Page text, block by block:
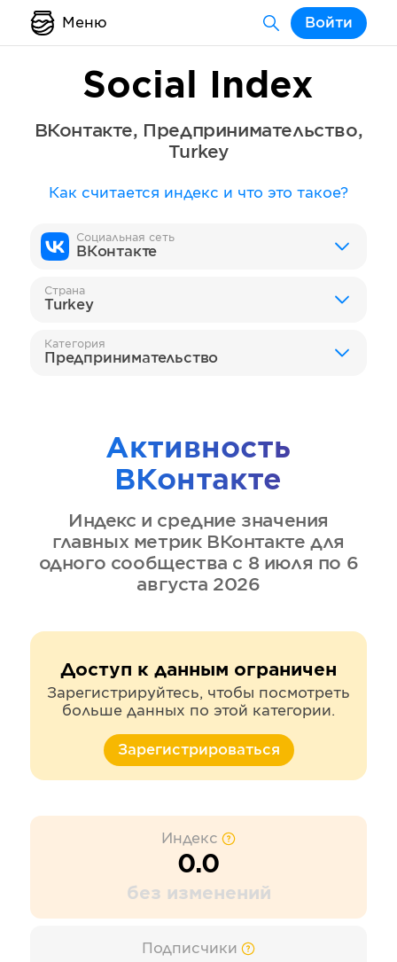
Меню Войти
Social Index
ВКонтакте, Предпринимательство,
Turkey
Как считается индекс и что это такое?
Социальная сеть
ВКонтакте
Страна
Turkey
Категория
Предпринимательство
Активность
ВКонтакте
Индекс и средние значения
главных метрик ВКонтакте для
одного сообщества с 8 июля по 6
августа 2026
Доступ к данным ограничен
Зарегистрируйтесь, чтобы посмотреть
больше данных по этой категории.
Зарегистрироваться
Индекс
0.0
без изменений
Подписчики